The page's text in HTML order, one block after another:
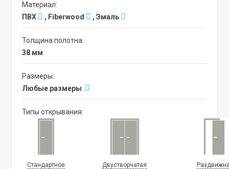
Материал:
ПВХ
, Fiberwood , Эмаль
Толщина полотна:
38 мм
Размеры:
Любые размеры
Типы открывания:
Стандартное
Двустворчатая